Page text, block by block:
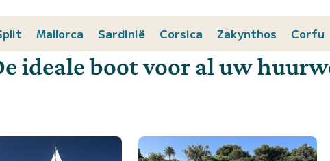
Mallorca Sardinië Corsica Zakynthos Corfu
ideale boot voor al uw